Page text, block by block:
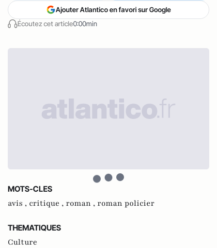
Écoutez cet article0:00min
Ajouter Atlantico en favori sur Google
MOTS-CLES
avis , critique , roman , roman policier
THEMATIQUES
Culture